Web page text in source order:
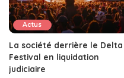
Actus
La société derrière le Delta
Festival en liquidation
judiciaire